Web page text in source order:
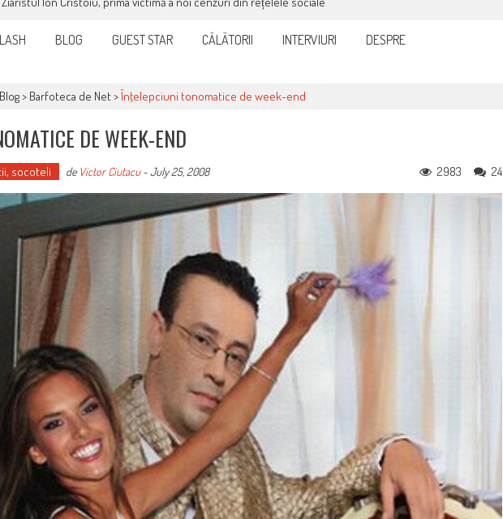
BLOG GUEST STAR CĂLĂTORII INTERVIURI DESPRE
Blog> Barfoteca de Net> Înţelepciuni tonomatice de week-end
DE WEEK-END
socoteli de Victor Ciutacu-July 25, 2008 24
2983